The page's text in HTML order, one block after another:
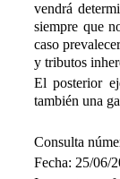
vendrá
siempre que
caso
y tributos
El posterior
también una
Consulta
Fecha: 25/06/